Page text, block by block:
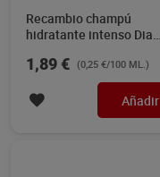
Recambio champú
hidratante intenso Dia
1,89 € (0,25 €/100 ML.)
Añadir